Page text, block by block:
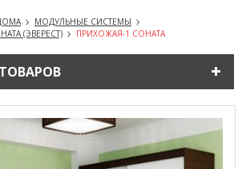
МОДУЛЬНЫЕ СИСТЕМЫ
(ЭВЕРЕСТ)
ПРИХОЖАЯ-1 СОНАТА